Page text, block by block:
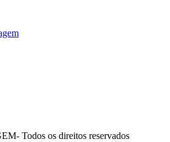
Todos os direitos reservados